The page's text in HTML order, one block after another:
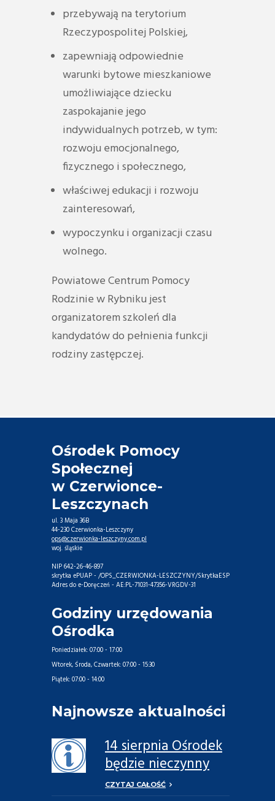
przebywają na terytorium
Rzeczypospolitej Polskiej,
zapewniają odpowiednie
warunki bytowe mieszkaniowe
umożliwiające dziecku
zaspokajanie jego
indywidualnych potrzeb, w tym:
rozwoju emocjonalnego,
fizycznego i społecznego,
właściwej edukacji i rozwoju
zainteresowań,
wypoczynku i organizacji czasu
wolnego.
Powiatowe Centrum Pomocy
Rodzinie w Rybniku jest
organizatorem szkoleń dla
kandydatów do pełnienia funkcji
rodziny zastępczej.
Ośrodek Pomocy
Społecznej
w Czerwionce-
Leszczynach
ul. 3 Maja 36B
44-230 Czerwionka-Leszczyny
ops@czerwionka-leszczyny.com.pl
woj. śląskie
NIP 642-26-46-897
skrytka ePUAP - /OPS_CZERWIONKA-LESZCZYNY/SkrytkaESP
Adres do e-Doręczeń - AE:PL-71031-47356-VRGDV-31
Godziny urzędowania
Ośrodka
Poniedziałek:07:00 - 17:00
Wtorek, Środa, Czwartek:07:00 - 15:30
Piątek:07:00 - 14:00
Najnowsze aktualności
14 sierpnia Ośrodek
będzie nieczynny
CZYTAJ CAŁOŚĆ